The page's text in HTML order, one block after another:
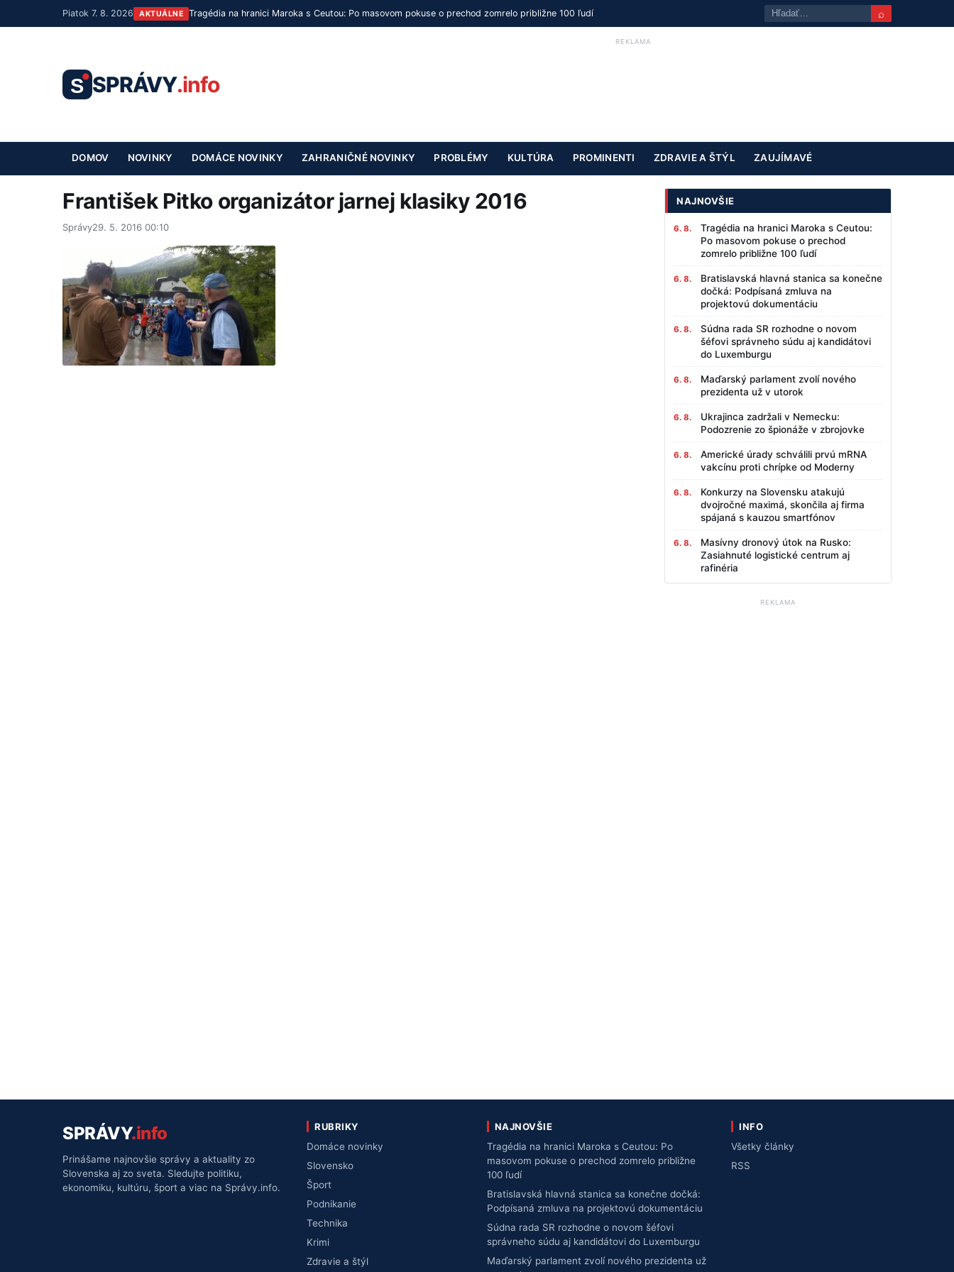
Piatok 7. 8. 2026 AKTUÁLNE Tragédia na hranici Maroka s Ceutou: Po masovom pokuse o prechod zomrelo približne 100 ľudí ⌕
S SPRÁVY.info
REKLAMA
DOMOV NOVINKY DOMÁCE NOVINKY ZAHRANIČNÉ NOVINKY PROBLÉMY KULTÚRA PROMINENTI ZDRAVIE A ŠTÝL ZAUJÍMAVÉ
František Pitko organizátor jarnej klasiky 2016
Správy29. 5. 2016 00:10
NAJNOVŠIE
6. 8.
Tragédia na hranici Maroka s Ceutou:
Po masovom pokuse o prechod
zomrelo približne 100 ľudí
6. 8.
Bratislavská hlavná stanica sa konečne
dočká: Podpísaná zmluva na
projektovú dokumentáciu
6. 8.
Súdna rada SR rozhodne o novom
šéfovi správneho súdu aj kandidátovi
do Luxemburgu
6. 8.
Maďarský parlament zvolí nového
prezidenta už v utorok
6. 8.
Ukrajinca zadržali v Nemecku:
Podozrenie zo špionáže v zbrojovke
6. 8.
Americké úrady schválili prvú mRNA
vakcínu proti chrípke od Moderny
6. 8.
Konkurzy na Slovensku atakujú
dvojročné maximá, skončila aj firma
spájaná s kauzou smartfónov
6. 8.
Masívny dronový útok na Rusko:
Zasiahnuté logistické centrum aj
rafinéria
REKLAMA
SPRÁVY.info
Prinášame najnovšie správy a aktuality zo
Slovenska aj zo sveta. Sledujte politiku,
ekonomiku, kultúru, šport a viac na Správy.info.
RUBRIKY
Domáce novinky
Slovensko
Šport
Podnikanie
Technika
Krimi
Zdravie a štýl
NAJNOVŠIE
Tragédia na hranici Maroka s Ceutou: Po
masovom pokuse o prechod zomrelo približne
100 ľudí
Bratislavská hlavná stanica sa konečne dočká:
Podpísaná zmluva na projektovú dokumentáciu
Súdna rada SR rozhodne o novom šéfovi
správneho súdu aj kandidátovi do Luxemburgu
Maďarský parlament zvolí nového prezidenta už
INFO
Všetky články
RSS